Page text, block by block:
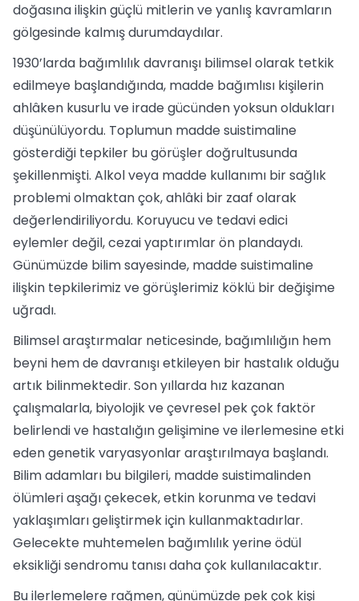
doğasına ilişkin güçlü mitlerin ve yanlış kavramların
gölgesinde kalmış durumdaydılar.
1930’larda bağımlılık davranışı bilimsel olarak tetkik
edilmeye başlandığında, madde bağımlısı kişilerin
ahlâken kusurlu ve irade gücünden yoksun oldukları
düşünülüyordu. Toplumun madde suistimaline
gösterdiği tepkiler bu görüşler doğrultusunda
şekillenmişti. Alkol veya madde kullanımı bir sağlık
problemi olmaktan çok, ahlâki bir zaaf olarak
değerlendiriliyordu. Koruyucu ve tedavi edici
eylemler değil, cezai yaptırımlar ön plandaydı.
Günümüzde bilim sayesinde, madde suistimaline
ilişkin tepkilerimiz ve görüşlerimiz köklü bir değişime
uğradı.
Bilimsel araştırmalar neticesinde, bağımlılığın hem
beyni hem de davranışı etkileyen bir hastalık olduğu
artık bilinmektedir. Son yıllarda hız kazanan
çalışmalarla, biyolojik ve çevresel pek çok faktör
belirlendi ve hastalığın gelişimine ve ilerlemesine etki
eden genetik varyasyonlar araştırılmaya başlandı.
Bilim adamları bu bilgileri, madde suistimalinden
ölümleri aşağı çekecek, etkin korunma ve tedavi
yaklaşımları geliştirmek için kullanmaktadırlar.
Gelecekte muhtemelen bağımlılık yerine ödül
eksikliği sendromu tanısı daha çok kullanılacaktır.
Bu ilerlemelere rağmen, günümüzde pek çok kişi